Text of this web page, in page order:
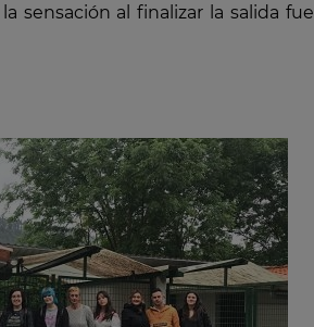
sensación al finalizar la salida fue